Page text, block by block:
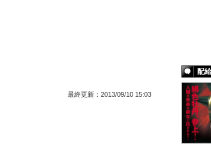
最終更新： 2013/09/10 15:03
配